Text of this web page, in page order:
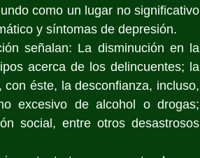
como un lugar no significativo
y síntomas de depresión.
señalan: La disminución en la
acerca de los delincuentes; la
éste, la desconfianza, incluso,
excesivo de alcohol o drogas;
social, entre otros desastrosos